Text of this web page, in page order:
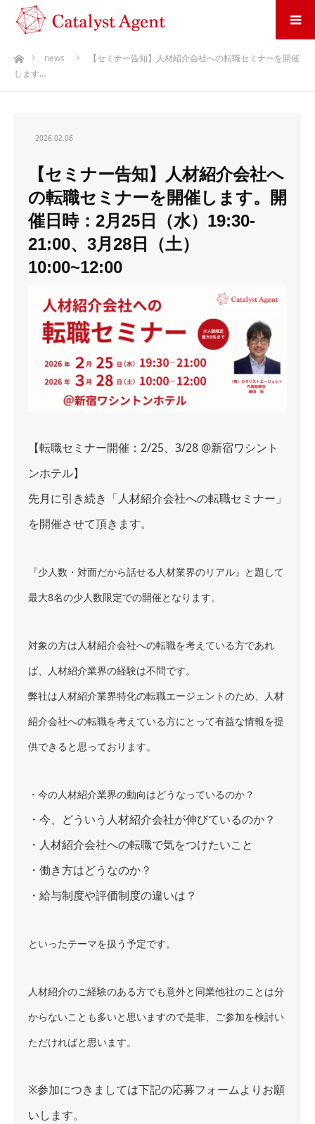
ホームnews
【セミナー告知】人材紹介会社への転職セミナーを開催
します…
2026.02.06
【セミナー告知】人材紹介会社へ
の転職セミナーを開催します。開
催日時：2月25日（水）19:30-
21:00、3月28日（土）
10:00~12:00
【転職セミナー開催：2/25、3/28 @新宿ワシント
ンホテル】
先月に引き続き「人材紹介会社への転職セミナー」
を開催させて頂きます。
『少人数・対面だから話せる人材業界のリアル』と題して
最大8名の少人数限定での開催となります。
対象の方は人材紹介会社への転職を考えている方であれ
ば、人材紹介業界の経験は不問です。
弊社は人材紹介業界特化の転職エージェントのため、人材
紹介会社への転職を考えている方にとって有益な情報を提
供できると思っております。
・今の人材紹介業界の動向はどうなっているのか？
・今、どういう人材紹介会社が伸びているのか？
・人材紹介会社への転職で気をつけたいこと
・働き方はどうなのか？
・給与制度や評価制度の違いは？
といったテーマを扱う予定です。
人材紹介のご経験のある方でも意外と同業他社のことは分
からないことも多いと思いますので是非、ご参加を検討い
ただければと思います。
※参加につきましては下記の応募フォームよりお願
いします。